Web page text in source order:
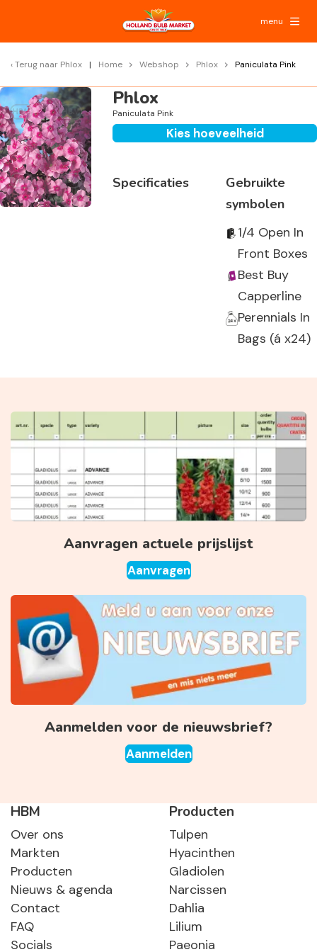
menu
Terug naar Phlox Home Webshop Phlox Paniculata Pink
Phlox
Paniculata Pink
Kies hoeveelheid
Specificaties
Gebruikte
symbolen
1/4 Open In
Front Boxes
Best Buy
Capperline
Perennials In
Bags (á x24)
Aanvragen actuele prijslijst
Aanvragen
Aanmelden voor de nieuwsbrief?
Aanmelden
HBM
Over ons
Markten
Producten
Nieuws & agenda
Contact
FAQ
Socials
Producten
Tulpen
Hyacinthen
Gladiolen
Narcissen
Dahlia
Lilium
Paeonia